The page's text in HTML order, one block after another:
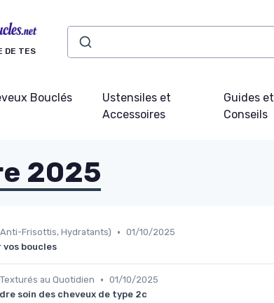
DE TES
Bouclés
Ustensiles et
Accessoires
Guides et
Conseils
2025
Frisottis, Hydratants) • 01/10/2025
vos boucles
au Quotidien • 01/10/2025
soin des cheveux de type 2c